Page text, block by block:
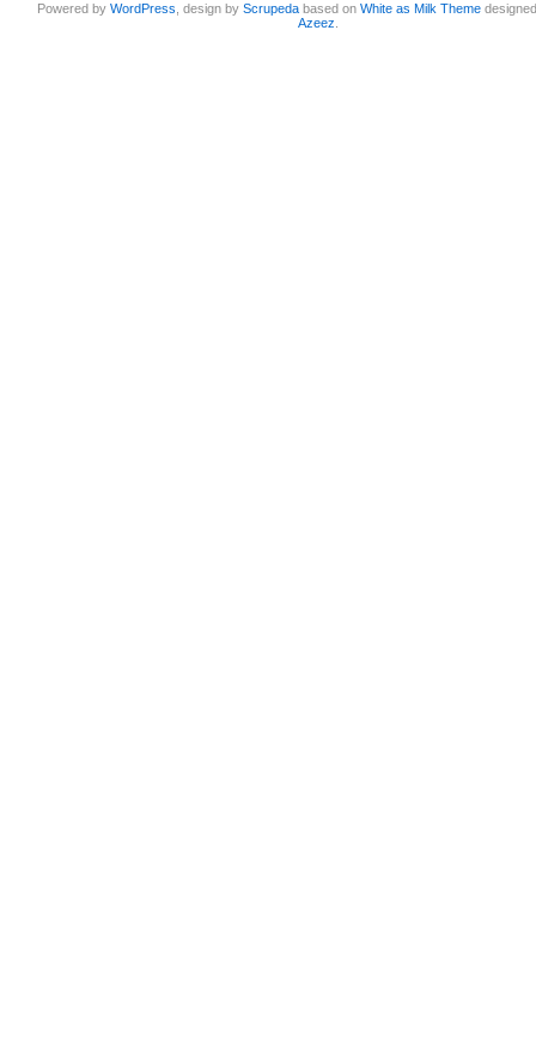
Powered byWordPress, design byScrupeda based onWhite as Milk Theme
Azeez.